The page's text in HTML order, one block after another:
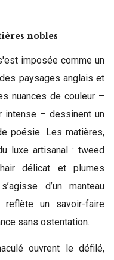
nobles
imposée comme un
paysages anglais et
nuances de couleur –
intense – dessinent un
poésie. Les matières,
luxe artisanal : tweed
délicat et plumes
d’un manteau
reflète un savoir-faire
sans ostentation.
ouvrent le défilé,